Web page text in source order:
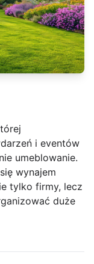
i eventów
umeblowanie.
wynajem
tylko firmy, lecz
duże